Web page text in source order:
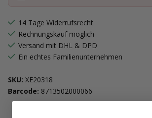
14 Tage Widerrufsrecht
Rechnungskauf möglich
Versand mit DHL & DPD
Ein echtes Familienunternehmen
SKU: XE20318
Barcode: 8713502000066